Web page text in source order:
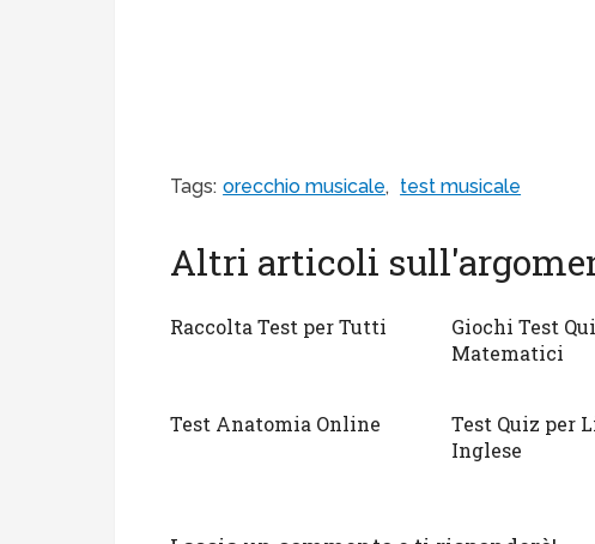
Tags: orecchio musicale, test musicale
Altri articoli
Raccolta Test per Tutti
Giochi Test
Matematici
Test Anatomia Online
Test Quiz per
Inglese